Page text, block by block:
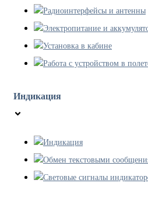
Радиоинтерфейсы и антенны
Электропитание и
Установка в кабине
Работа с устройством в
Индикация
Индикация
Обмен текстовыми
Световые сигналы